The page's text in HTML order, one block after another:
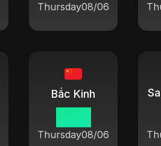
Thursday08/06
Bắc Kinh
Thursday08/06